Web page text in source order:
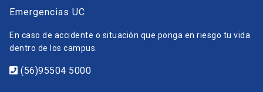
Emergencias UC
En caso de accidente o situación que ponga en riesgo tu vida
dentro de los campus.
(56)95504 5000